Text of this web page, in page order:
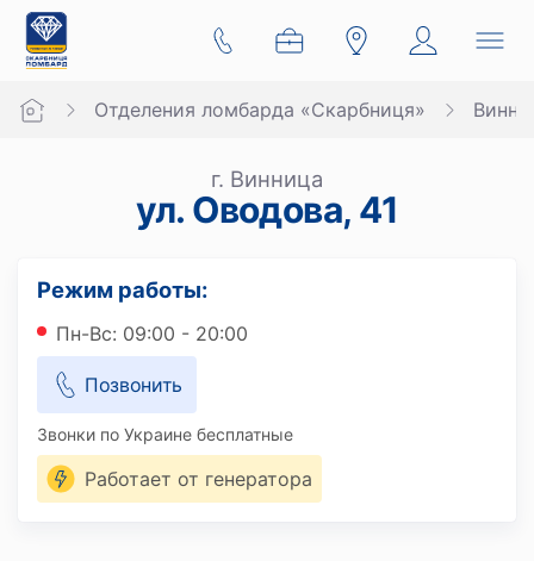
Отделения ломбарда «Скарбниця»
г. Винница
ул. Оводова, 41
Режим работы:
Пн-Вс: 09:00 - 20:00
Позвонить
Звонки по Украине бесплатные
Работает от генератора